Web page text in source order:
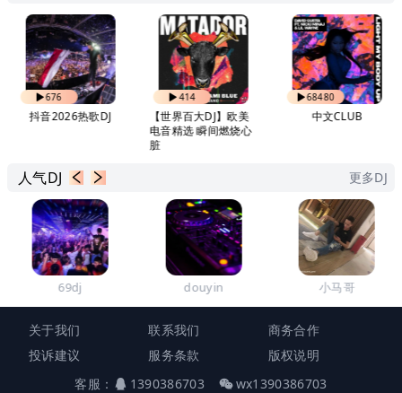
676
抖音2026热歌DJ
414
【世界百大DJ】欧美
电音精选 瞬间燃烧心
脏
68480
中文CLUB
人气DJ 更多DJ
69dj douyin 小马哥
关于我们 联系我们
商务合作
投诉建议
服务条款
版权说明
客服：
1390386703 wx1390386703